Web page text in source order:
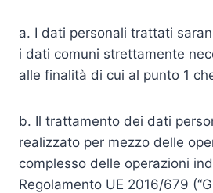
a. I dati personali trattati
i dati comuni strettamente
alle finalità di cui al punto 1
b. Il trattamento dei dati
realizzato per mezzo delle
complesso delle operazioni
Regolamento UE 2016/679